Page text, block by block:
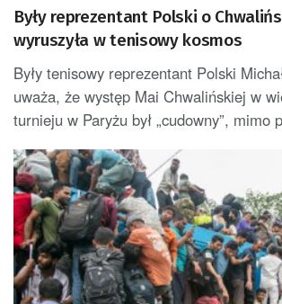
Były reprezentant Polski o
wyruszyła w tenisowy kosmos
Były tenisowy reprezentant Polski
uważa, że występ Mai Chwalińskiej w
turnieju w Paryżu był „cudowny”, mimo